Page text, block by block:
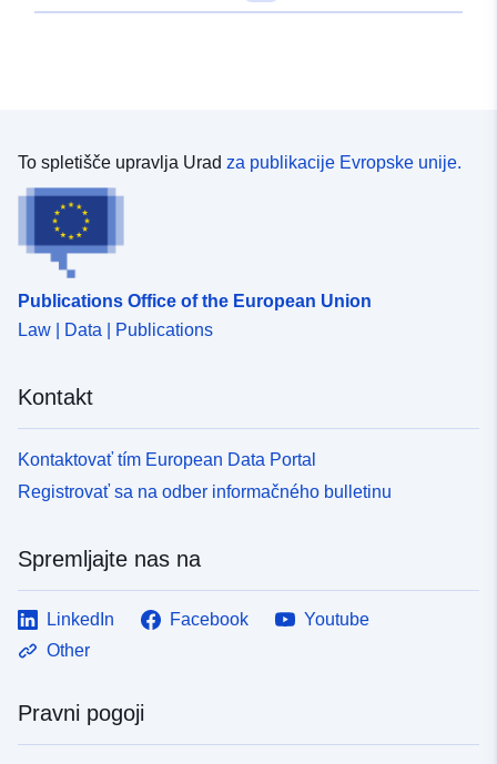
der Grundlage der Digitalen
uriRef:
http://data.europa.eu/88u/dataset/
To spletišče upravlja Urad za publikacije Evropske unije.
Publications Office of the European Union
Law | Data | Publications
Kontakt
Kontaktovať tím European Data Portal
Registrovať sa na odber informačného bulletinu
Spremljajte nas na
LinkedIn Facebook
Youtube
Other
Pravni pogoji